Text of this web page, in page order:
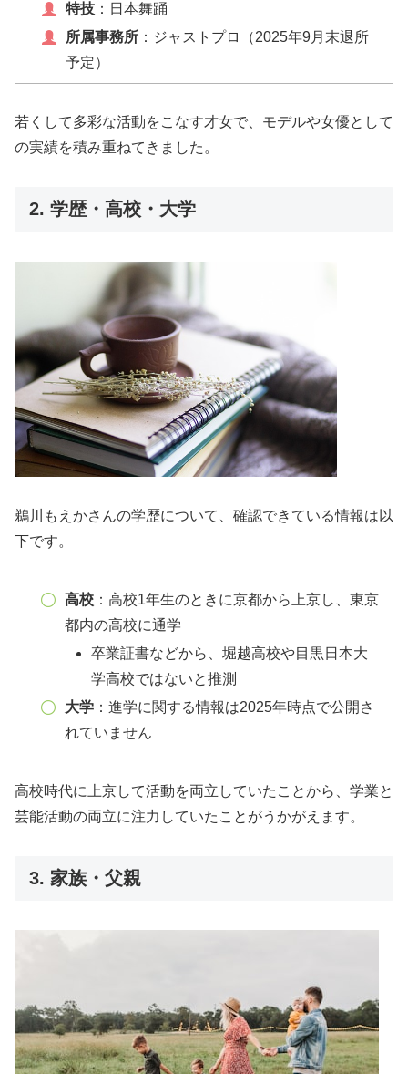
特技：日本舞踊
所属事務所：ジャストプロ（2025年9月末退所
予定）
若くして多彩な活動をこなす才女で、モデルや女優として
の実績を積み重ねてきました。
2. 学歴・高校・大学
鵜川もえかさんの学歴について、確認できている情報は以
下です。
高校：高校1年生のときに京都から上京し、東京
都内の高校に通学
卒業証書などから、堀越高校や目黒日本大
学高校ではないと推測
大学：進学に関する情報は2025年時点で公開さ
れていません
高校時代に上京して活動を両立していたことから、学業と
芸能活動の両立に注力していたことがうかがえます。
3. 家族・父親